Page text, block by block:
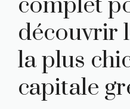
découvrir
la plus
capitale